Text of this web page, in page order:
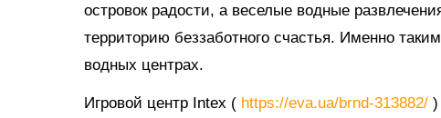
островок радости, а веселые водные
территорию беззаботного счастья. Именно
водных центрах.
Игровой центр Intex ( https://eva.ua/brnd-313882/ )